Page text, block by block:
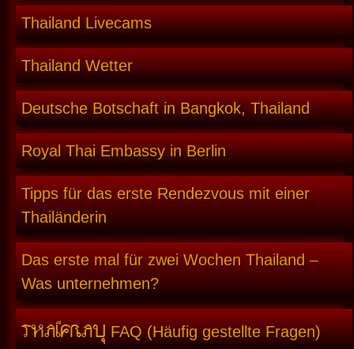
Thailand Livecams
Thailand Wetter
Deutsche Botschaft in Bangkok, Thailand
Royal Thai Embassy in Berlin
Tipps für das erste Rendezvous mit einer
Thailänderin
Das erste mal für zwei Wochen Thailand –
Was unternehmen?
THAIFRAUFAQ (Häufig gestellte Fragen)